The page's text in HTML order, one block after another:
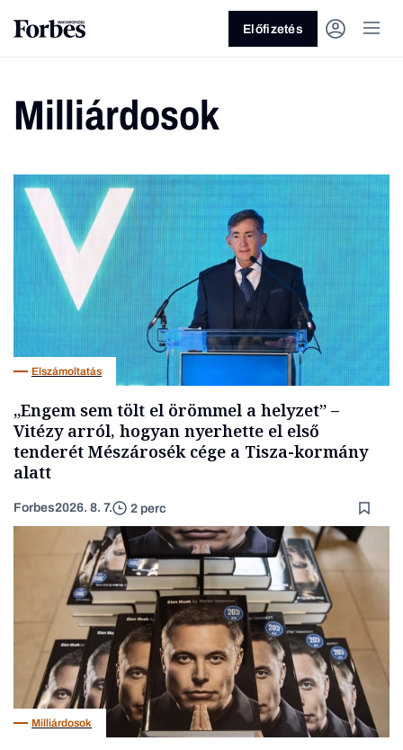
Vagy fedezze fel a következő
témákat
Pénz Legyél jobb!
Előfizetés
Milliárdosok
Elszámoltatás
„Engem sem tölt el örömmel a helyzet” –
Vitézy arról, hogyan nyerhette el első
tenderét Mészárosék cége a Tisza-kormány
alatt
Forbes2026. 8. 7. 2 perc
Milliárdosok